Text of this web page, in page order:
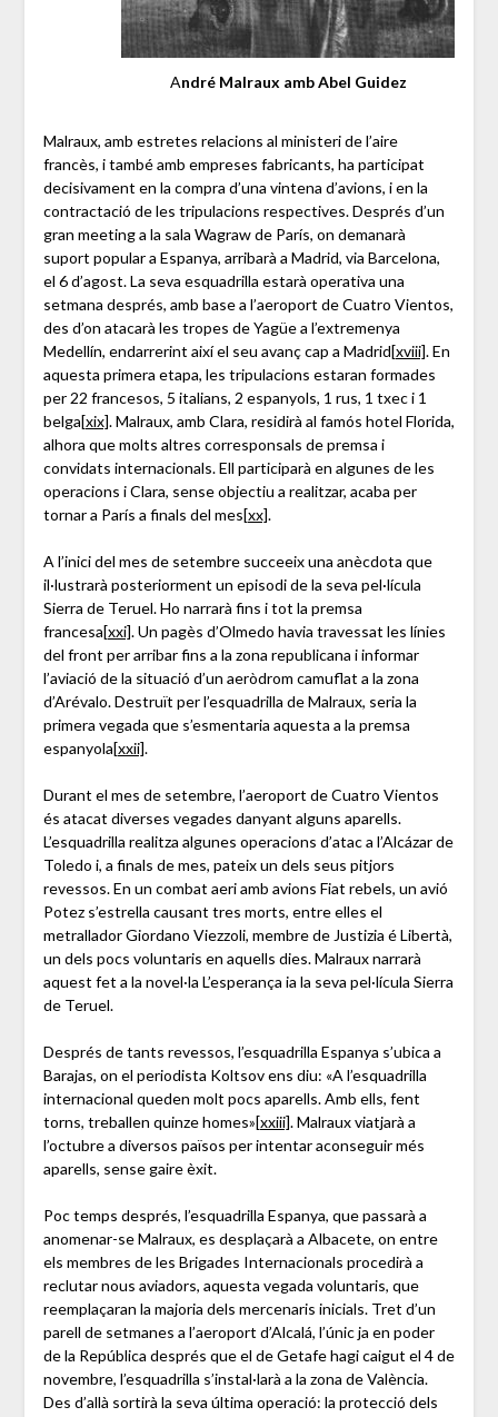
André Malraux amb Abel Guidez
Malraux, amb estretes relacions al ministeri de l’aire
francès, i també amb empreses fabricants, ha participat
decisivament en la compra d’una vintena d’avions, i en la
contractació de les tripulacions respectives. Després d’un
gran meeting a la sala Wagraw de París, on demanarà
suport popular a Espanya, arribarà a Madrid, via Barcelona, ​​
el 6 d’agost. La seva esquadrilla estarà operativa una
setmana després, amb base a l’aeroport de Cuatro Vientos,
des d’on atacarà les tropes de Yagüe a l’extremenya
Medellín, endarrerint així el seu avanç cap a Madrid[xviii]. En
aquesta primera etapa, les tripulacions estaran formades
per 22 francesos, 5 italians, 2 espanyols, 1 rus, 1 txec i 1
belga[xix]. Malraux, amb Clara, residirà al famós hotel Florida,
alhora que molts altres corresponsals de premsa i
convidats internacionals. Ell participarà en algunes de les
operacions i Clara, sense objectiu a realitzar, acaba per
tornar a París a finals del mes[xx].
A l’inici del mes de setembre succeeix una anècdota que
il·lustrarà posteriorment un episodi de la seva pel·lícula
Sierra de Teruel. Ho narrarà fins i tot la premsa
francesa[xxi]. Un pagès d’Olmedo havia travessat les línies
del front per arribar fins a la zona republicana i informar
l’aviació de la situació d’un aeròdrom camuflat a la zona
d’Arévalo. Destruït per l’esquadrilla de Malraux, seria la
primera vegada que s’esmentaria aquesta a la premsa
espanyola[xxii].
Durant el mes de setembre, l’aeroport de Cuatro Vientos
és atacat diverses vegades danyant alguns aparells.
L’esquadrilla realitza algunes operacions d’atac a l’Alcázar de
Toledo i, a finals de mes, pateix un dels seus pitjors
revessos. En un combat aeri amb avions Fiat rebels, un avió
Potez s’estrella causant tres morts, entre elles el
metrallador Giordano Viezzoli, membre de Justizia é Libertà,
un dels pocs voluntaris en aquells dies. Malraux narrarà
aquest fet a la novel·la L’esperança ia la seva pel·lícula Sierra
de Teruel.
Després de tants revessos, l’esquadrilla Espanya s’ubica a
Barajas, on el periodista Koltsov ens diu: «A l’esquadrilla
internacional queden molt pocs aparells. Amb ells, fent
torns, treballen quinze homes»[xxiii]. Malraux viatjarà a
l’octubre a diversos països per intentar aconseguir més
aparells, sense gaire èxit.
Poc temps després, l’esquadrilla Espanya, que passarà a
anomenar-se Malraux, es desplaçarà a Albacete, on entre
els membres de les Brigades Internacionals procedirà a
reclutar nous aviadors, aquesta vegada voluntaris, que
reemplaçaran la majoria dels mercenaris inicials. Tret d’un
parell de setmanes a l’aeroport d’Alcalá, l’únic ja en poder
de la República després que el de Getafe hagi caigut el 4 de
novembre, l’esquadrilla s’instal·larà a la zona de València.
Des d’allà sortirà la seva última operació: la protecció dels